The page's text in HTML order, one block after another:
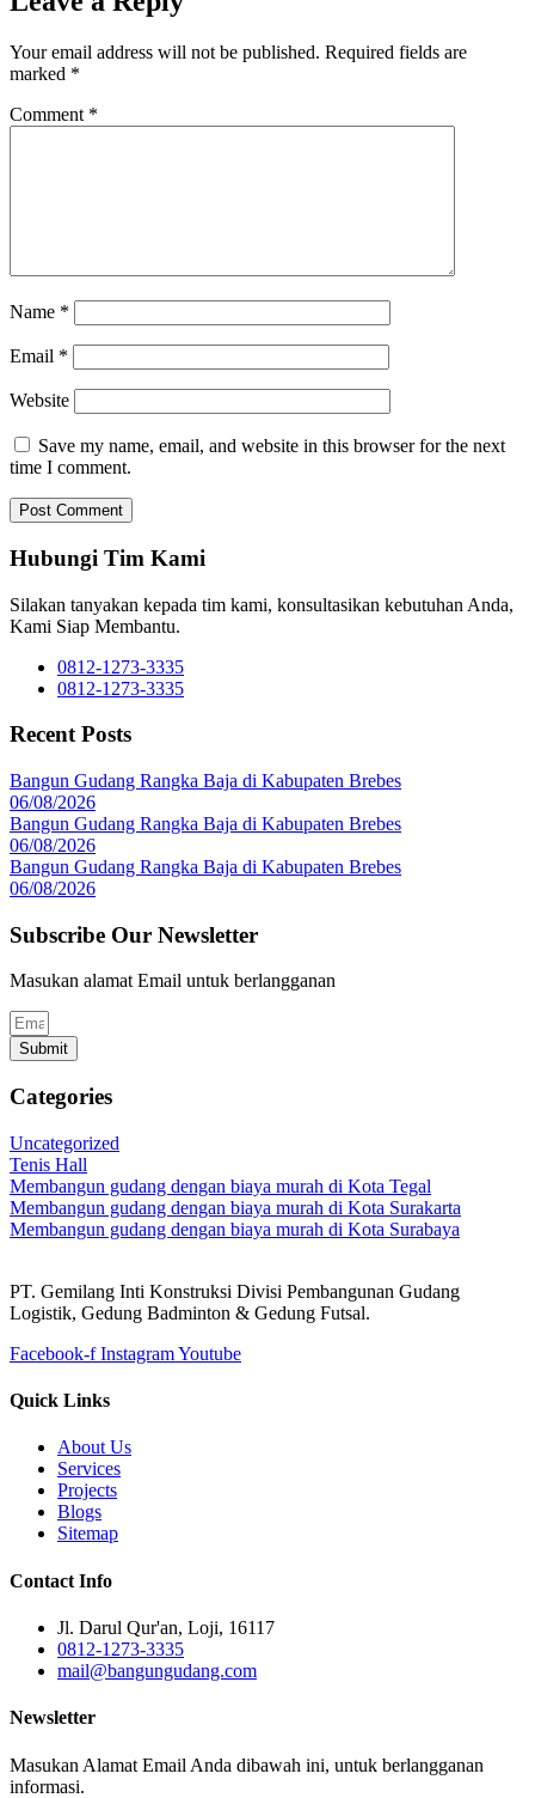
Your email address will not be published. Required fields are
marked *
Comment *
Name *
Email *
Website
Save my name, email, and website in this browser for the next
time I comment.
Hubungi Tim Kami
Silakan tanyakan kepada tim kami, konsultasikan kebutuhan Anda,
Kami Siap Membantu.
0812-1273-3335
0812-1273-3335
Recent Posts
Bangun Gudang Rangka Baja di Kabupaten Brebes
06/08/2026
Bangun Gudang Rangka Baja di Kabupaten Brebes
06/08/2026
Bangun Gudang Rangka Baja di Kabupaten Brebes
06/08/2026
Subscribe Our Newsletter
Masukan alamat Email untuk berlangganan
Submit
Categories
Uncategorized
Tenis Hall
Membangun gudang dengan biaya murah di Kota Tegal
Membangun gudang dengan biaya murah di Kota Surakarta
Membangun gudang dengan biaya murah di Kota Surabaya
PT. Gemilang Inti Konstruksi Divisi Pembangunan Gudang
Logistik, Gedung Badminton & Gedung Futsal.
Facebook-f InstagramYoutube
Quick Links
About Us
Services
Projects
Blogs
Sitemap
Contact Info
Jl. Darul Qur'an, Loji, 16117
0812-1273-3335
mail@bangungudang.com
Newsletter
Masukan Alamat Email Anda dibawah ini, untuk berlangganan
informasi.